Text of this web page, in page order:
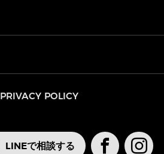
PRIVACY POLICY
LINEで相談する